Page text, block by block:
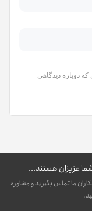
دوباره دیدگاهی
عزیزان هستند...
ما تماس بگیرید و مشاوره